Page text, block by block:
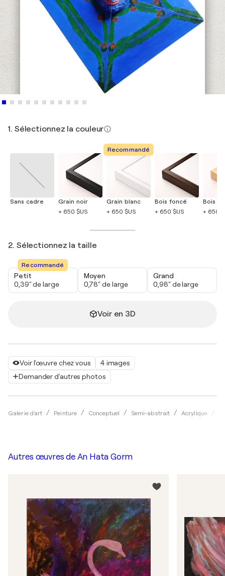
Voir l'œuvre chez vous
4 images
Demander d'autres photos
Galerie d'art Peinture Conceptuel Semi-abstrait Acrylique
1. Sélectionnez la couleur
Sans cadre
Grain noir
+ 650 $US
Recommandé
Grain blanc
+ 650 $US
Bois foncé
+ 650 $US
Bois
+ 650
2. Sélectionnez la taille
Recommandé
Petit
0,39" de large
Moyen
0,78" de large
Grand
0,98" de large
Voir en 3D
Autres œuvres de An Hata Gorm